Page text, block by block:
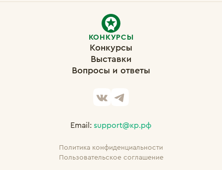
КОНКУРСЫ
Конкурсы
Выставки
Вопросы и ответы
Политика конфиденциальности
Пользовательское соглашение
Email: support@кр.рф